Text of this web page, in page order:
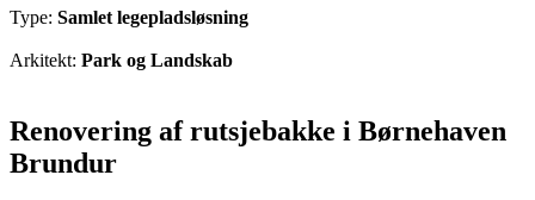
Type: Samlet legepladsløsning
Arkitekt: Park og Landskab
Renovering af rutsjebakke i Børnehaven
Brundur